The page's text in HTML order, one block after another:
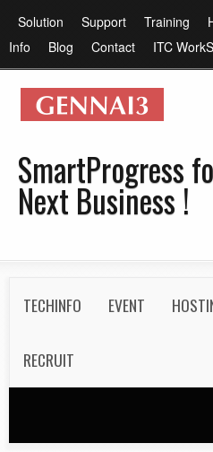
コ
ン
ン
ツ
に
動
メ
イ
ン
ニ
ー
Solution Support Training
Info
Blog Contact ITC
SmartProgress
Next Business !
o
TECHINFO EVENT
RECRUIT